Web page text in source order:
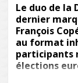
Le duo de
dernier
François
au format
participants
élections